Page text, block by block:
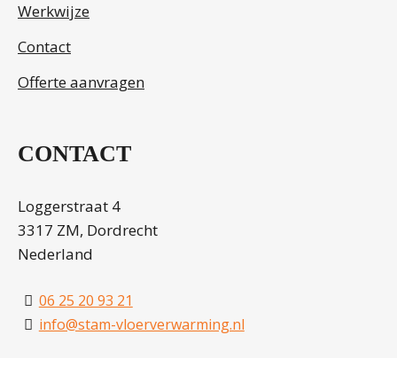
Werkwijze
Contact
Offerte aanvragen
CONTACT
Loggerstraat 4
3317 ZM, Dordrecht
Nederland
06 25 20 93 21
info@stam-vloerverwarming.nl